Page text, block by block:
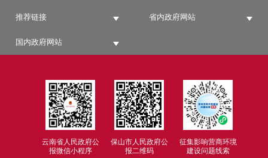
推荐链接 省内政府网站
国内政府网站
云南省人民政府公
报微信小程序
保山市人民政府公
报二维码
征集影响营商环境
建设问题线索